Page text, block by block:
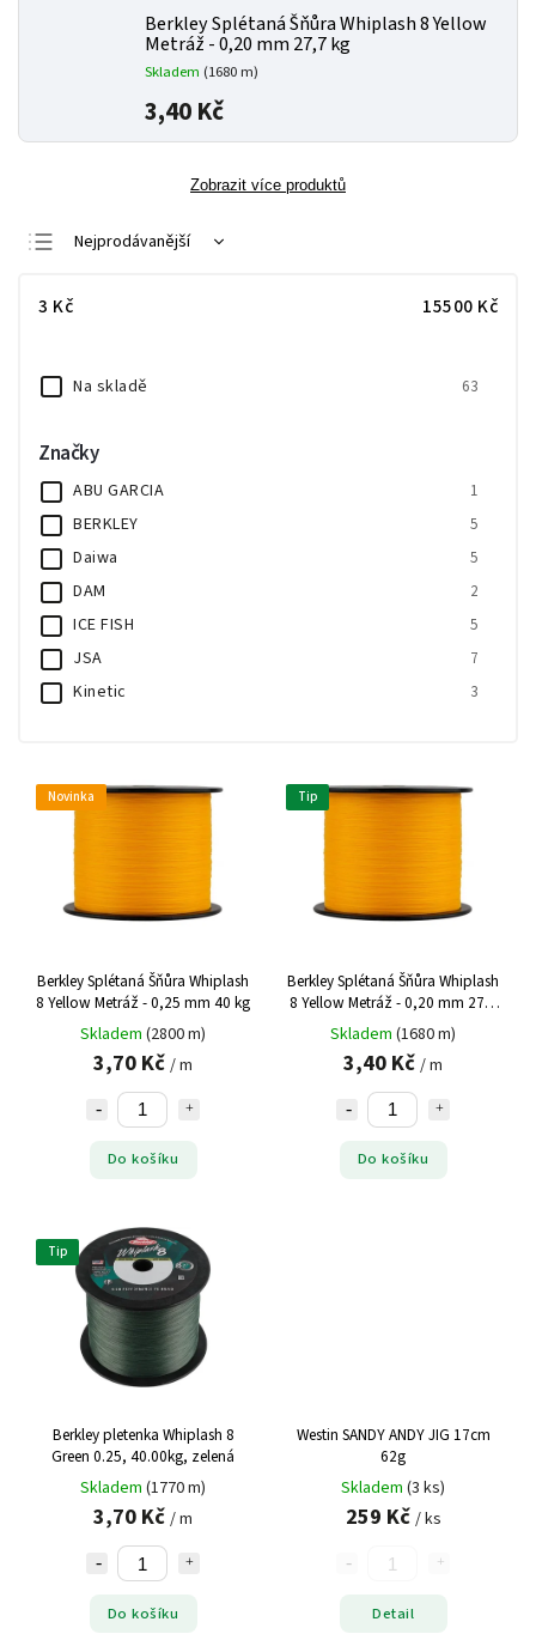
Berkley Splétaná Šňůra Whiplash 8 Yellow
Metráž - 0,20 mm 27,7 kg
Skladem (1680 m)
3,40 Kč
Zobrazit více produktů
Nejprodávanější
3 Kč 15500 Kč
Na skladě 63
Značky
ABU GARCIA 1
BERKLEY 5
Daiwa 5
DAM 2
ICE FISH 5
JSA 7
Kinetic 3
SAVAGE GEAR 7
SHAKESPEARE
SPIDER - WIRE
TICA
Westin
Novinka
Berkley Splétaná Šňůra Whiplash
8 Yellow Metráž - 0,25 mm 40 kg
Skladem (2800 m)
3,70 Kč / m
Do košíku
Tip
Berkley Splétaná Šňůra Whiplash
8 Yellow Metráž - 0,20 mm 27,7
kg
Skladem (1680 m)
3,40 Kč / m
Do košíku
Tip
Berkley pletenka Whiplash 8
Green 0.25, 40.00kg, zelená
Skladem (1770 m)
3,70 Kč / m
Do košíku
Westin SANDY ANDY JIG 17cm
62g
Skladem (3 ks)
259 Kč / ks
Detail